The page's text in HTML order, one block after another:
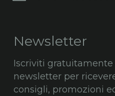
Newsletter
Iscriviti gratuitamente
newsletter per
consigli, promozioni